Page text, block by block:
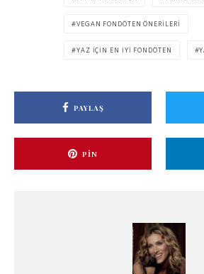
VEGAN FONDÖTEN ÖNERILERI
YAZ IÇIN EN IYI FONDÖTEN
PAYLAŞ
PIN